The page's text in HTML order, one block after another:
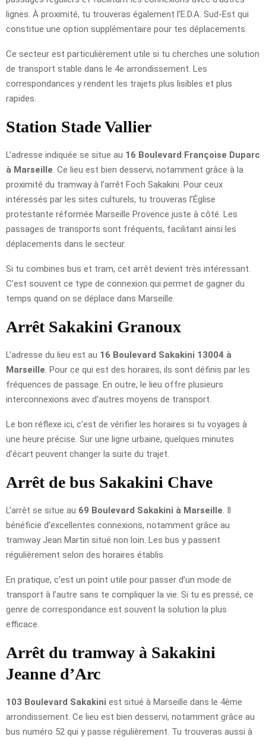
lignes. À proximité, tu trouveras également l’E.D.A. Sud-Est qui
constitue une option supplémentaire pour tes déplacements.
Ce secteur est particulièrement utile si tu cherches une solution
de transport stable dans le 4e arrondissement. Les
correspondances y rendent les trajets plus lisibles et plus
rapides.
Station Stade Vallier
L’adresse indiquée se situe au 16 Boulevard Françoise Duparc
à Marseille . Ce lieu est bien desservi, notamment grâce à la
proximité du tramway à l’arrêt Foch Sakakini. Pour ceux
intéressés par les sites culturels, tu trouveras l’Église
protestante réformée Marseille Provence juste à côté. Les
passages de transports sont fréquents, facilitant ainsi les
déplacements dans le secteur.
Si tu combines bus et tram, cet arrêt devient très intéressant.
C’est souvent ce type de connexion qui permet de gagner du
temps quand on se déplace dans Marseille.
Arrêt Sakakini Granoux
L’adresse du lieu est au 16 Boulevard Sakakini 13004 à
Marseille . Pour ce qui est des horaires, ils sont définis par les
fréquences de passage. En outre, le lieu offre plusieurs
interconnexions avec d’autres moyens de transport.
Le bon réflexe ici, c’est de vérifier les horaires si tu voyages à
une heure précise. Sur une ligne urbaine, quelques minutes
d’écart peuvent changer la suite du trajet.
Arrêt de bus Sakakini Chave
L’arrêt se situe au 69 Boulevard Sakakini à Marseille . Il
bénéficie d’excellentes connexions, notamment grâce au
tramway Jean Martin situé non loin. Les bus y passent
régulièrement selon des horaires établis.
En pratique, c’est un point utile pour passer d’un mode de
transport à l’autre sans te compliquer la vie. Si tu es pressé, ce
genre de correspondance est souvent la solution la plus
efficace.
Arrêt du tramway à Sakakini
Jeanne d’Arc
103 Boulevard Sakakini est situé à Marseille dans le 4ème
arrondissement. Ce lieu est bien desservi, notamment grâce au
bus numéro 52 qui y passe régulièrement. Tu trouveras aussi à